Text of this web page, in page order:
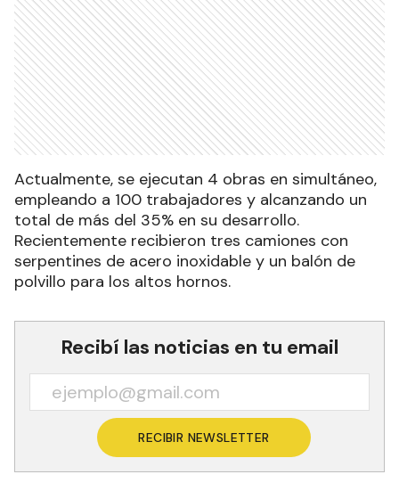
Actualmente, se ejecutan 4 obras en simultáneo,
empleando a 100 trabajadores y alcanzando un
total de más del 35% en su desarrollo.
Recientemente recibieron tres camiones con
serpentines de acero inoxidable y un balón de
polvillo para los altos hornos.
Recibí las noticias en tu email
RECIBIR NEWSLETTER